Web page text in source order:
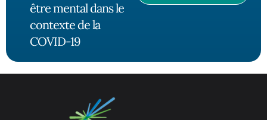
être mental dans le
contexte de la
COVID-19